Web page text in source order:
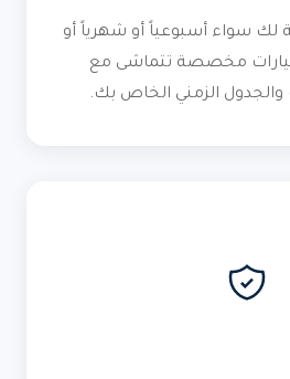
لك سواء أسبوعياً أو شهرياً أو
مخصصة تتماشى مع
والجدول الزمني الخاص بك.